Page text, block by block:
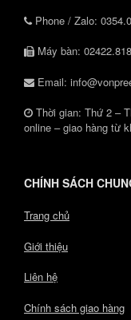
Phone / Zalo:
Máy bàn:
Email:
Thời gian: Thứ 2 –
online – giao hàng từ
CHÍNH SÁCH
Trang chủ
Giới thiệu
Liên hệ
Chính sách giao hàng